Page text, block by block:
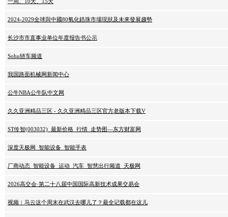
一周、10天、15天
2024-2029全球與中國80氧化鋯珠市場現狀及未來發展趨勢
长沙市市直事业单位年度报告书公示
Sohu轿车频道
我国路面机械网新闻中心
公牛NBA公牛队中文网
久久亚洲精品三区 - 久久亚洲精品三区官方老版本下载V
ST传智(003032)_最新价格_行情_走势图—东方财富网
深度天极网_智能设备_智能手表
厂商动态_智能设备_运动_汽车_智慧出行频道_天极网
2026高交会·第二十八届中国国际高新技术成果交易会
视频︱马云这个周末在武汉去哪儿了？最全记载都在这儿